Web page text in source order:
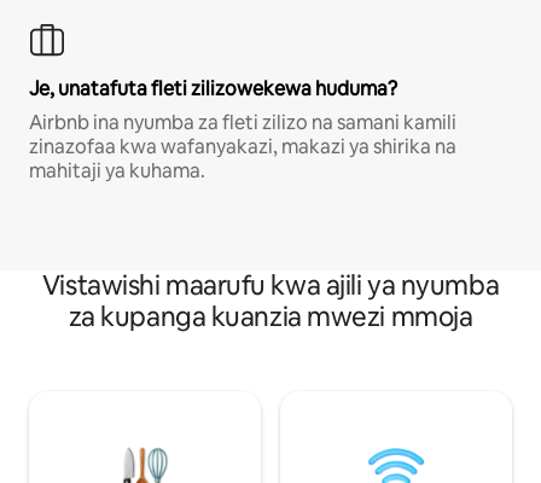
Je, unatafuta fleti zilizowekewa huduma?
Airbnb ina nyumba za fleti zilizo na samani kamili
zinazofaa kwa wafanyakazi, makazi ya shirika na
mahitaji ya kuhama.
Vistawishi maarufu kwa ajili ya nyumba
za kupanga kuanzia mwezi mmoja